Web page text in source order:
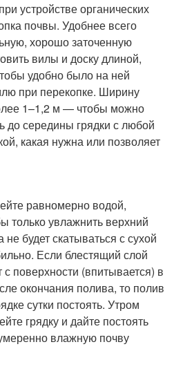
устройстве органических
почвы. Удобнее всего
хорошо заточенную
вилы и доску длиной,
удобно было на ней
при перекопке. Ширину
1–1,2 м — чтобы можно
до середины грядки с любой
какая нужна или позволяет
равномерно водой,
только увлажнить верхний
будет скатываться с сухой
Если блестящий слой
поверхности (впитывается) в
окончания полива, то полив
сутки постоять. Утром
грядку и дайте постоять
влажную почву